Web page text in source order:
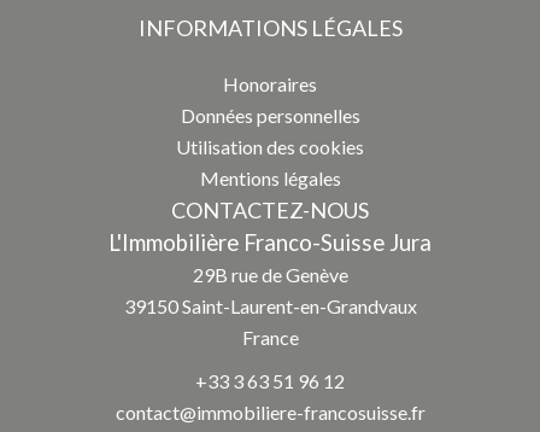
INFORMATIONS LÉGALES
Honoraires
Données personnelles
Utilisation des cookies
Mentions légales
CONTACTEZ-NOUS
L'Immobilière Franco-Suisse Jura
29B rue de Genève
39150Saint-Laurent-en-Grandvaux
France
+33 3 63 51 96 12
contact@immobiliere-francosuisse.fr